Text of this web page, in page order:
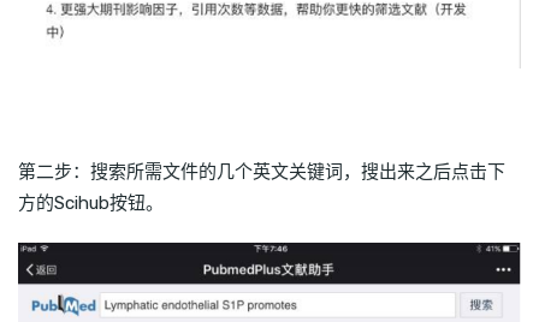
第二步：搜索所需文件的几个英文关键词，搜出来之后点击下
方的Scihub按钮。